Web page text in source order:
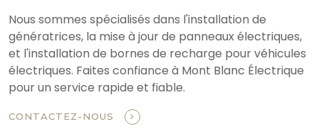
Nous sommes spécialisés dans l'installation de
génératrices, la mise à jour de panneaux électriques,
et l'installation de bornes de recharge pour véhicules
électriques. Faites confiance à Mont Blanc Électrique
pour un service rapide et fiable.
CONTACTEZ-NOUS